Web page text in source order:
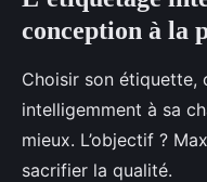
conception à la
Choisir son étiquette,
intelligemment à sa
mieux. L’objectif ?
sacrifier la qualité.